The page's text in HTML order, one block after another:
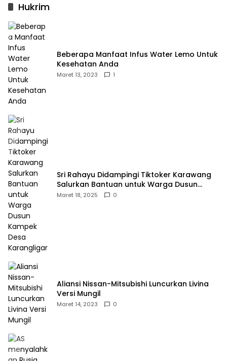
Hukrim
Beberapa Manfaat Infus Water Lemo Untuk
Kesehatan Anda
Maret 13, 2023 1
Sri Rahayu Didampingi Tiktoker Karawang
Salurkan Bantuan untuk Warga Dusun
Kampek Desa Karangligar
Maret 18, 2025 0
Aliansi Nissan-Mitsubishi Luncurkan Livina
Versi Mungil
Maret 14, 2023 0